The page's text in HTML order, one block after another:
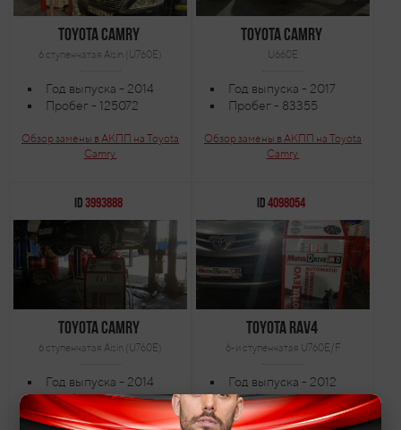
Toyota Camry
6 ступенчатая Aisin (U760E)
Год выпуска - 2014
Пробег - 125072
Обзор замены в АКПП на Toyota
Camry
Toyota Camry
U660E
Год выпуска - 2017
Пробег - 83355
Обзор замены в АКПП на Toyota
Camry
ID3993888
Toyota Camry
6 ступенчатая Aisin (U760E)
Год выпуска - 2014
Пробег - 78300
ID4098054
Toyota RAV4
6-и ступенчатая U760E/F
Год выпуска - 2012
Пробег - 72000